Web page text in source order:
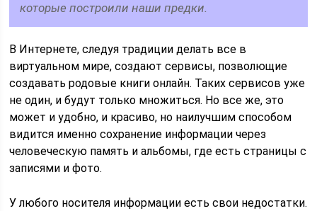
которые построили наши предки.
В Интернете, следуя традиции делать все в
виртуальном мире, создают сервисы, позволющие
создавать родовые книги онлайн. Таких сервисов уже
не один, и будут только множиться. Но все же, это
может и удобно, и красиво, но наилучшим способом
видится именно сохранение информации через
человеческую память и альбомы, где есть страницы с
записями и фото.
У любого носителя информации есть свои недостатки.